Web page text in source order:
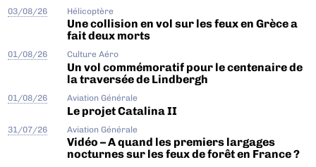
03/08/26 Hélicoptère
Une collision en vol sur les feux en Grèce a
fait deux morts
01/08/26 Culture Aéro
Un vol commémoratif pour le centenaire de
la traversée de Lindbergh
01/08/26 Aviation Générale
Le projet Catalina II
31/07/26 Aviation Générale
Vidéo – A quand les premiers largages
nocturnes sur les feux de forêt en France ?